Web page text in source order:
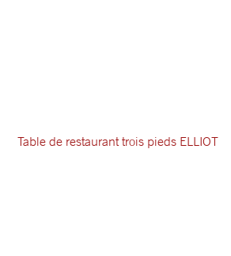
Table de restaurant trois pieds ELLIOT